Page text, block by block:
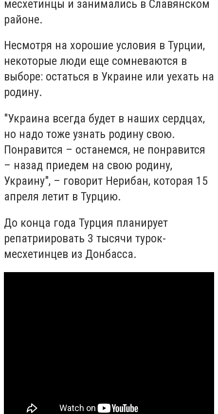
месхетинцы и занимались в Славянском
районе.
Несмотря на хорошие условия в Турции,
некоторые люди еще сомневаются в
выборе: остаться в Украине или уехать на
родину.
"Украина всегда будет в наших сердцах,
но надо тоже узнать родину свою.
Понравится – останемся, не понравится
– назад приедем на свою родину,
Украину", – говорит Нерибан, которая 15
апреля летит в Турцию.
До конца года Турция планирует
репатриировать 3 тысячи турок-
месхетинцев из Донбасса.